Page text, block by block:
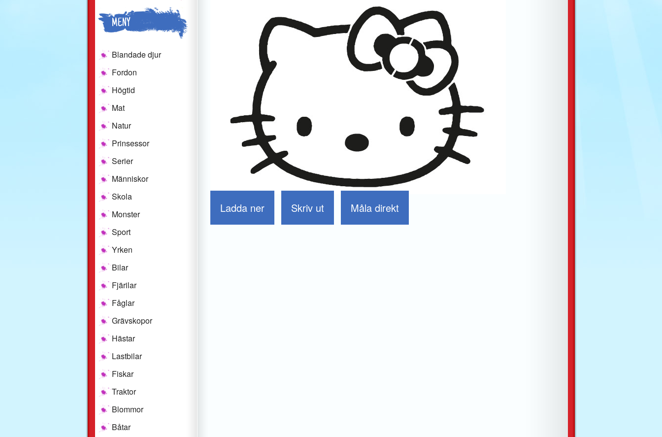
MENY
Blandade djur
Fordon
Högtid
Mat
Natur
Prinsessor
Serier
Människor
Skola
Monster
Sport
Yrken
Bilar
Fjärilar
Fåglar
Grävskopor
Hästar
Lastbilar
Fiskar
Traktor
Blommor
Båtar
Ladda ner Skriv ut Måla direkt